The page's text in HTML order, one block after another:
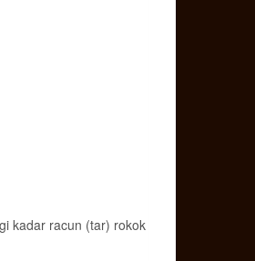
kadar racun (tar) rokok